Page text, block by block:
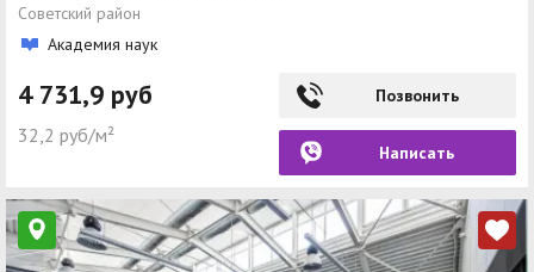
Советский район
Академия наук
4 731,9 руб
32,2 руб/м²
Позвонить
Написать